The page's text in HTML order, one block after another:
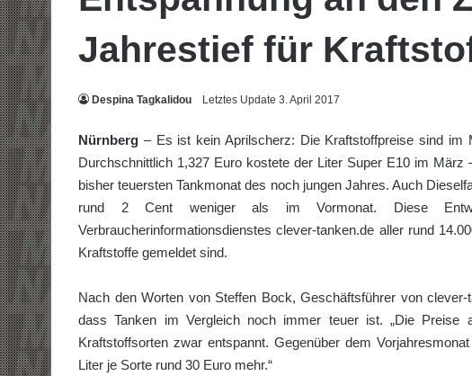
Jahrestief für
Despina Tagkalidou Letztes Update 3. April 2017
Nürnberg – Es ist kein Aprilscherz: Die Kraftstoffpreise sind im
Durchschnittlich 1,327 Euro kostete der Liter Super E10 im
bisher teuersten Tankmonat des noch jungen Jahres. Auch
rund 2 Cent weniger als im Vormonat. Diese
Verbraucherinformationsdienstes clever-tanken.de aller rund
Kraftstoffe gemeldet sind.
Nach den Worten von Steffen Bock, Geschäftsführer von
dass Tanken im Vergleich noch immer teuer ist. „Die
Kraftstoffsorten zwar entspannt. Gegenüber dem
Liter je Sorte rund 30 Euro mehr.“